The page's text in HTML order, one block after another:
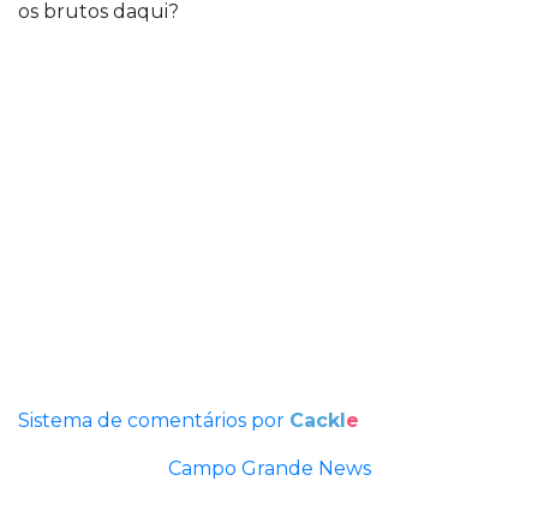
os brutos daqui?
Sistema de comentários por Cackle
Campo Grande News